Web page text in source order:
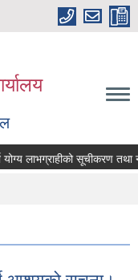
योग्य लाभग्राहीको सूचीकरण तथा